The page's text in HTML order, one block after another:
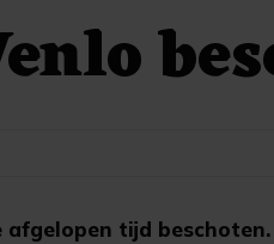
tijd